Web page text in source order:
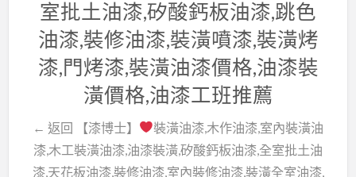
室批土油漆,矽酸鈣板油漆,跳色
油漆,裝修油漆,裝潢噴漆,裝潢烤
漆,門烤漆,裝潢油漆價格,油漆裝
潢價格,油漆工班推薦
← 返回 【漆博士】
裝潢油漆,木作油漆,室內裝潢油
漆,木工裝潢油漆,油漆裝潢,矽酸鈣板油漆,全室批土油
漆,天花板油漆,裝修油漆,室內裝修油漆,裝潢全室油漆,